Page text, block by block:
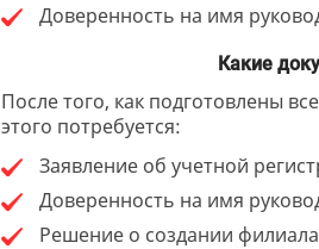
Доверенность на имя
Какие
После того, как подготовлены
этого потребуется:
Заявление об учетной
Доверенность на имя
Решение о создании